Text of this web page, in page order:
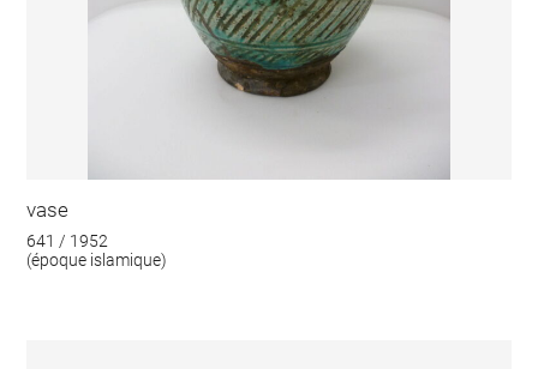
vase
641 / 1952
(époque islamique)